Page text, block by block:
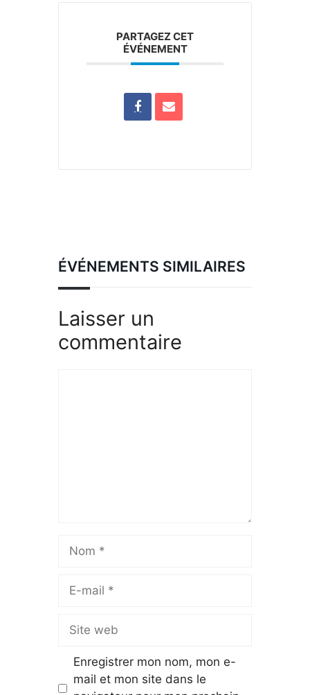
PARTAGEZ CET
ÉVÉNEMENT
ÉVÉNEMENTS SIMILAIRES
Laisser un
commentaire
Nom
Site
web
Enregistrer mon nom, mon e-
mail et mon site dans le